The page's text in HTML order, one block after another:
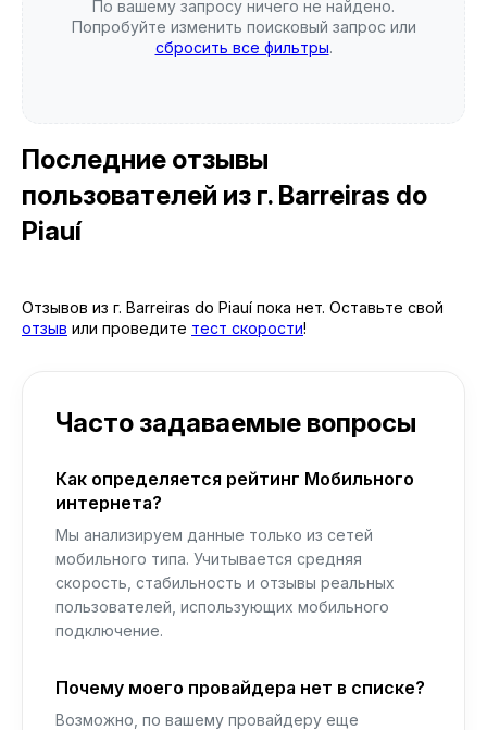
По вашему запросу ничего не найдено.
Попробуйте изменить поисковый запрос или
сбросить все фильтры.
Последние отзывы
пользователей из г. Barreiras do
Piauí
Отзывов из г. Barreiras do Piauí пока нет. Оставьте свой
отзыв или проведите тест скорости!
Часто задаваемые вопросы
Как определяется рейтинг Мобильного
интернета?
Мы анализируем данные только из сетей
мобильного типа. Учитывается средняя
скорость, стабильность и отзывы реальных
пользователей, использующих мобильного
подключение.
Почему моего провайдера нет в списке?
Возможно, по вашему провайдеру еще